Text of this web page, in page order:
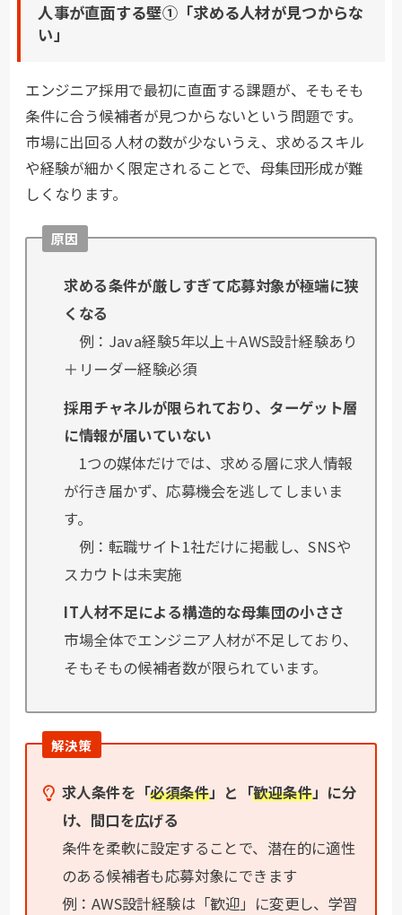
人事が直面する壁①「求める人材が見つからな
い」
エンジニア採用で最初に直面する課題が、そもそも
条件に合う候補者が見つからないという問題です。
市場に出回る人材の数が少ないうえ、求めるスキル
や経験が細かく限定されることで、母集団形成が難
しくなります。
原因
求める条件が厳しすぎて応募対象が極端に狭
くなる
例：Java経験5年以上＋AWS設計経験あり
＋リーダー経験必須
採用チャネルが限られており、ターゲット層
に情報が届いていない
1つの媒体だけでは、求める層に求人情報
が行き届かず、応募機会を逃してしまいま
す。
例：転職サイト1社だけに掲載し、SNSや
スカウトは未実施
IT人材不足による構造的な母集団の小ささ
市場全体でエンジニア人材が不足しており、
そもそもの候補者数が限られています。
解決策
求人条件を「必須条件」と「歓迎条件」に分
け、間口を広げる
条件を柔軟に設定することで、潜在的に適性
のある候補者も応募対象にできます
例：AWS設計経験は「歓迎」に変更し、学習